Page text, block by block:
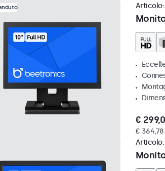
Articolo:
€
€ 364,78
Articolo: